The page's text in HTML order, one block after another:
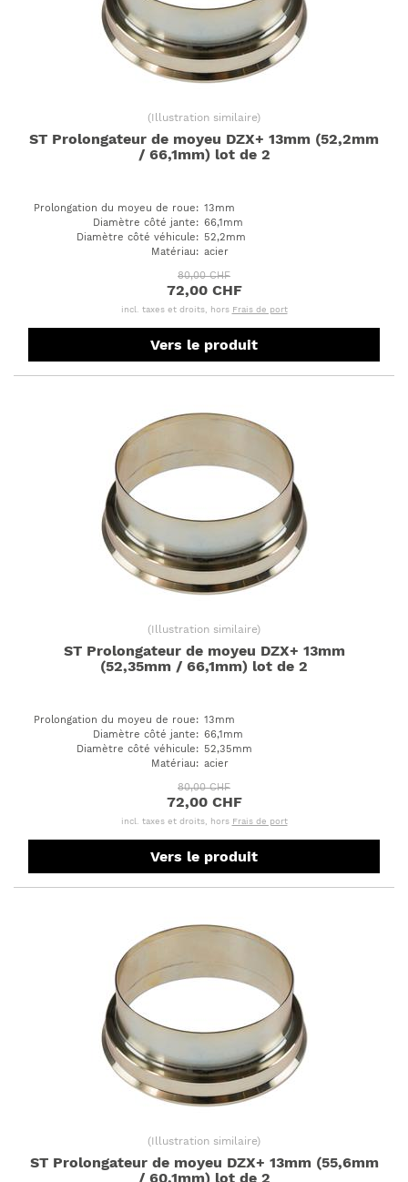
(Illustration similaire)
ST Prolongateur de moyeu DZX+ 13mm (52,2mm
/ 66,1mm) lot de 2
Prolongation du moyeu de roue: 13mm
Diamètre côté jante: 66,1mm
Diamètre côté véhicule: 52,2mm
Matériau: acier
80,00 CHF
72,00 CHF
incl. taxes et droits, hors Frais de port
Vers le produit
(Illustration similaire)
ST Prolongateur de moyeu DZX+ 13mm
(52,35mm / 66,1mm) lot de 2
Prolongation du moyeu de roue: 13mm
Diamètre côté jante: 66,1mm
Diamètre côté véhicule: 52,35mm
Matériau: acier
80,00 CHF
72,00 CHF
incl. taxes et droits, hors Frais de port
Vers le produit
(Illustration similaire)
ST Prolongateur de moyeu DZX+ 13mm (55,6mm
/ 60,1mm) lot de 2